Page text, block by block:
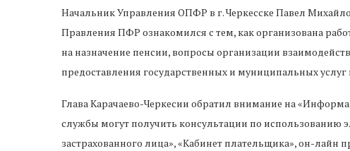
Начальник Управления ОПФР в г. Черкесске Павел
Правления ПФР ознакомился с тем, как организована
на назначение пенсии, вопросы организации
предоставления государственных и муниципальных услуг
Глава Карачаево-Черкесии обратил внимание на
службы могут получить консультации по
застрахованного лица», «Кабинет плательщика», он-лайн